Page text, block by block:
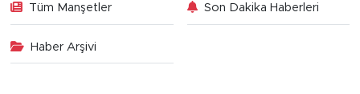
Tüm Manşetler Son Dakika Haberleri
Haber Arşivi